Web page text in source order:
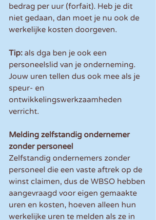
bedrag per uur (forfait). Heb je dit
niet gedaan, dan moet je nu ook de
werkelijke kosten doorgeven.
Tip: als dga ben je ook een
personeelslid van je onderneming.
Jouw uren tellen dus ook mee als je
speur- en
ontwikkelingswerkzaamheden
verricht.
Melding zelfstandig ondernemer
zonder personeel
Zelfstandig ondernemers zonder
personeel die een vaste aftrek op de
winst claimen, dus de WBSO hebben
aangevraagd voor eigen gemaakte
uren en kosten, hoeven alleen hun
werkelijke uren te melden als ze in